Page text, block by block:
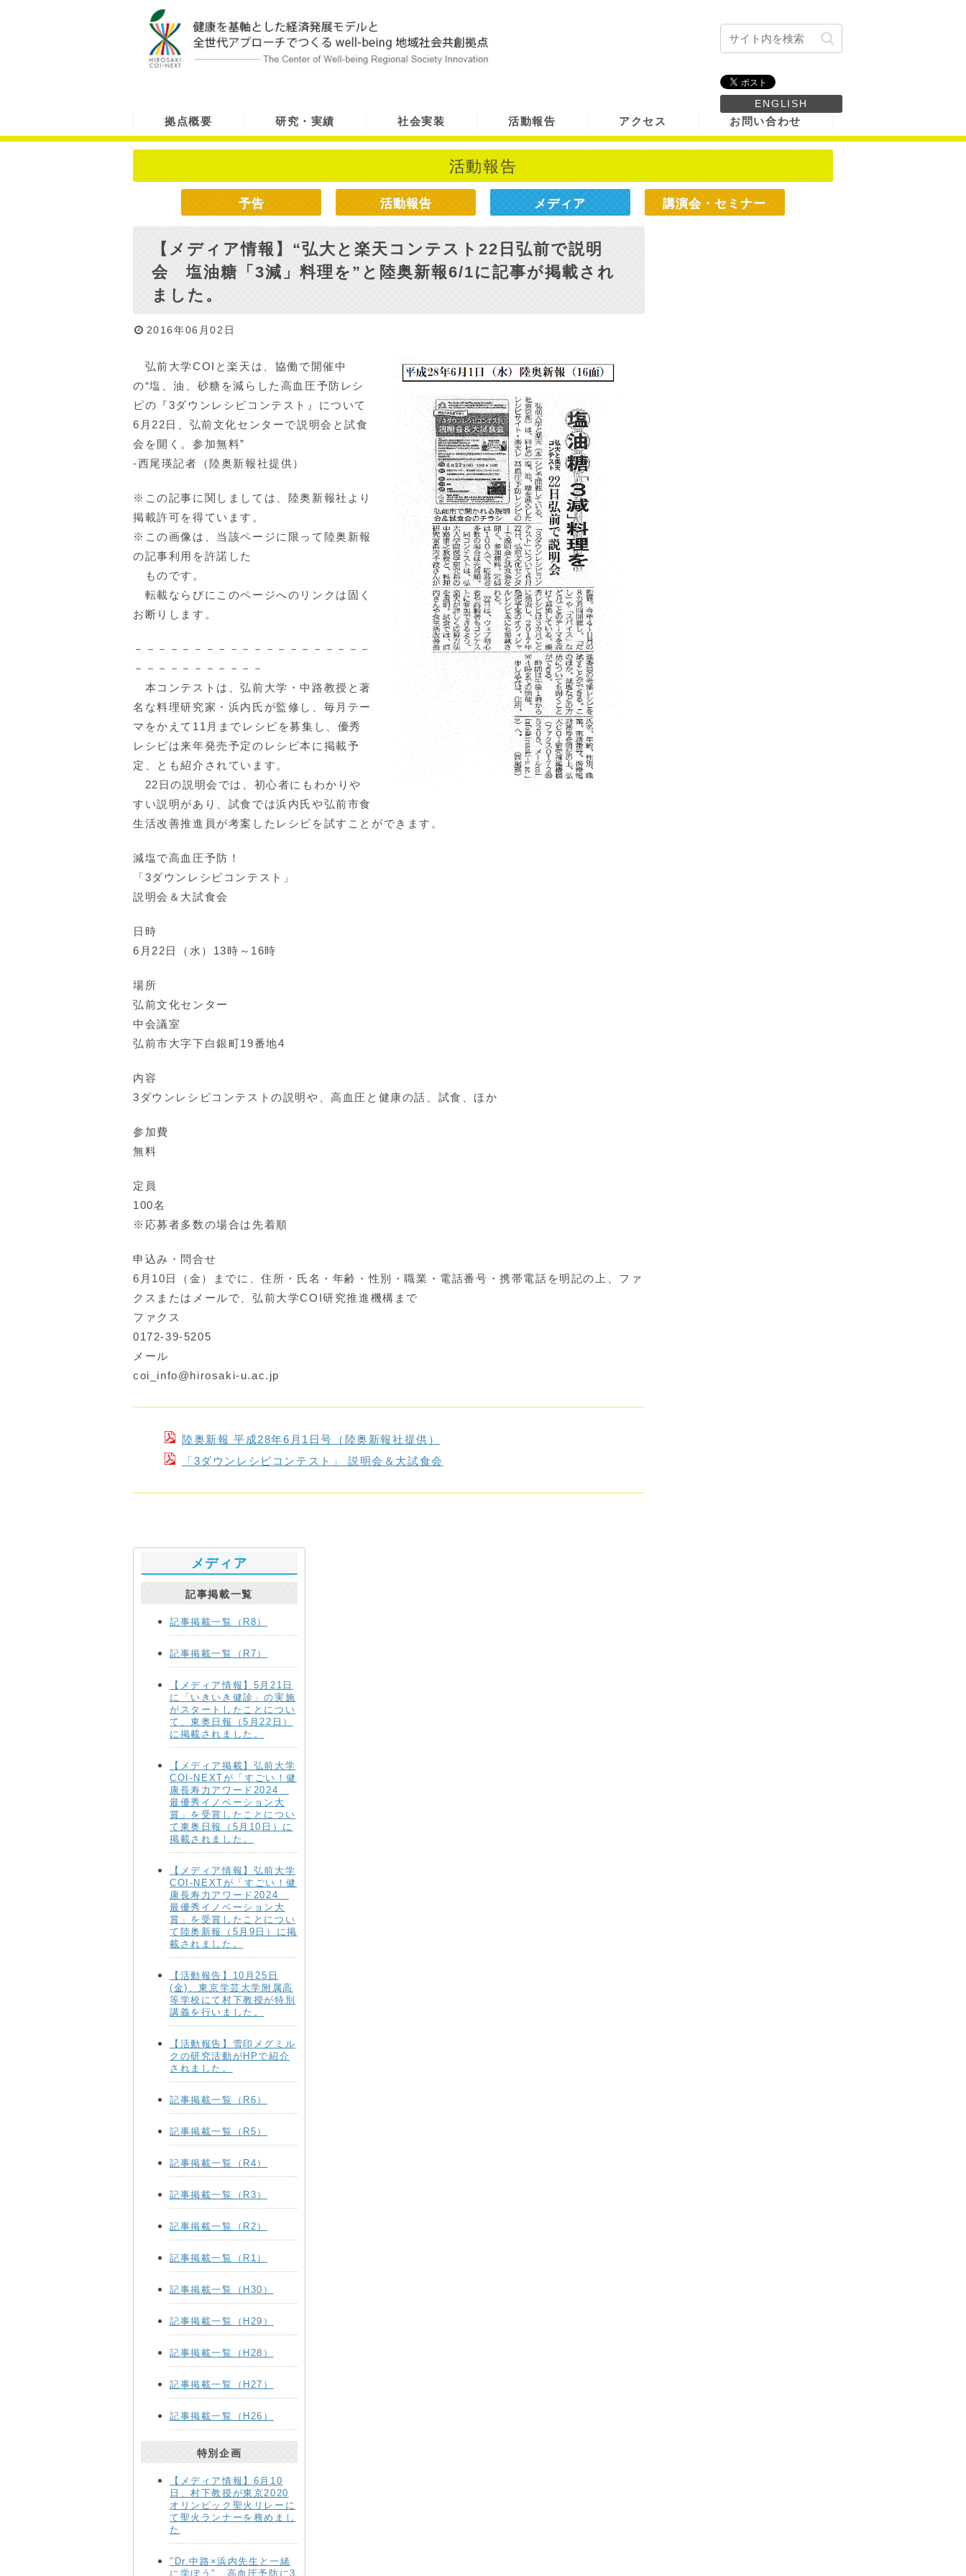
ENGLISH
拠点概要 研究・実績 社会実装 活動報告 アクセス お問い合わせ
活動報告
予告 活動報告 メディア 講演会・セミナー
【メディア情報】“弘大と楽天コンテスト22日弘前で説明
会 塩油糖「3減」料理を”と陸奥新報6/1に記事が掲載され
ました。
2016年06月02日
弘前大学COIと楽天は、協働で開催中
の“塩、油、砂糖を減らした高血圧予防レシ
ピの『3ダウンレシピコンテスト』について
6月22日、弘前文化センターで説明会と試食
会を開く。参加無料”
-西尾瑛記者（陸奥新報社提供）
※この記事に関しましては、陸奥新報社より
掲載許可を得ています。
※この画像は、当該ページに限って陸奥新報
の記事利用を許諾した
ものです。
転載ならびにこのページへのリンクは固く
お断りします。
－－－－－－－－－－－－－－－－－－－－
－－－－－－－－－－－
本コンテストは、弘前大学・中路教授と著
名な料理研究家・浜内氏が監修し、毎月テー
マをかえて11月までレシピを募集し、優秀
レシピは来年発売予定のレシピ本に掲載予
定、とも紹介されています。
22日の説明会では、初心者にもわかりや
すい説明があり、試食では浜内氏や弘前市食
生活改善推進員が考案したレシピを試すことができます。
減塩で高血圧予防！
「3ダウンレシピコンテスト」
説明会＆大試食会
日時
6月22日（水）13時～16時
場所
弘前文化センター
中会議室
弘前市大字下白銀町19番地4
内容
3ダウンレシピコンテストの説明や、高血圧と健康の話、試食、ほか
参加費
無料
定員
100名
※応募者多数の場合は先着順
申込み・問合せ
6月10日（金）までに、住所・氏名・年齢・性別・職業・電話番号・携帯電話を明記の上、ファ
クスまたはメールで、弘前大学COI研究推進機構まで
ファクス
0172-39-5205
メール
coi_info@hirosaki-u.ac.jp
陸奥新報 平成28年6月1日号（陸奥新報社提供）
「3ダウンレシピコンテスト」 説明会＆大試食会
メディア
記事掲載一覧
記事掲載一覧（R8）
記事掲載一覧（R7）
【メディア情報】5月21日
に「いきいき健診」の実施
がスタートしたことについ
て、東奥日報（5月22日）
に掲載されました。
【メディア掲載】弘前大学
COI-NEXTが「すごい！健
康長寿力アワード2024
最優秀イノベーション大
賞」を受賞したことについ
て東奥日報（5月10日）に
掲載されました。
【メディア情報】弘前大学
COI-NEXTが「すごい！健
康長寿力アワード2024
最優秀イノベーション大
賞」を受賞したことについ
て陸奥新報（5月9日）に掲
載されました。
【活動報告】10月25日
(金)、東京学芸大学附属高
等学校にて村下教授が特別
講義を行いました。
【活動報告】雪印メグミル
クの研究活動がHPで紹介
されました。
記事掲載一覧（R6）
記事掲載一覧（R5）
記事掲載一覧（R4）
記事掲載一覧（R3）
記事掲載一覧（R2）
記事掲載一覧（R1）
記事掲載一覧（H30）
記事掲載一覧（H29）
記事掲載一覧（H28）
記事掲載一覧（H27）
記事掲載一覧（H26）
特別企画
【メディア情報】6月10
日、村下教授が東京2020
オリンピック聖火リレーに
て聖火ランナーを務めまし
た
″Dr.中路×浜内先生と一緒
に学ぼう″ 高血圧予防に3